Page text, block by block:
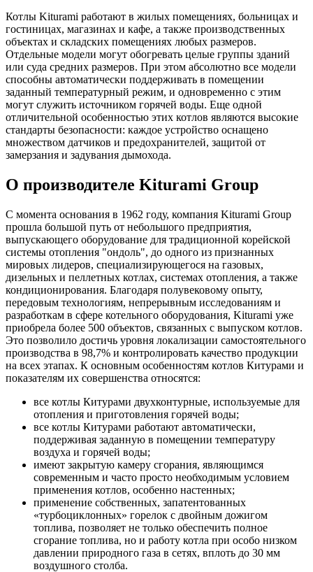
Котлы Kiturami работают в жилых помещениях, больницах и
гостиницах, магазинах и кафе, а также производственных
объектах и складских помещениях любых размеров.
Отдельные модели могут обогревать целые группы зданий
или суда средних размеров. При этом абсолютно все модели
способны автоматически поддерживать в помещении
заданный температурный режим, и одновременно с этим
могут служить источником горячей воды. Еще одной
отличительной особенностью этих котлов являются высокие
стандарты безопасности: каждое устройство оснащено
множеством датчиков и предохранителей, защитой от
замерзания и задувания дымохода.
О производителе Kiturami Group
С момента основания в 1962 году, компания Kiturami Group
прошла большой путь от небольшого предприятия,
выпускающего оборудование для традиционной корейской
системы отопления "ондоль", до одного из признанных
мировых лидеров, специализирующегося на газовых,
дизельных и пеллетных котлах, системах отопления, а также
кондиционирования. Благодаря полувековому опыту,
передовым технологиям, непрерывным исследованиям и
разработкам в сфере котельного оборудования, Kiturami уже
приобрела более 500 объектов, связанных с выпуском котлов.
Это позволило достичь уровня локализации самостоятельного
производства в 98,7% и контролировать качество продукции
на всех этапах. К основным особенностям котлов Китурами и
показателям их совершенства относятся:
все котлы Китурами двухконтурные, используемые для
отопления и приготовления горячей воды;
все котлы Китурами работают автоматически,
поддерживая заданную в помещении температуру
воздуха и горячей воды;
имеют закрытую камеру сгорания, являющимся
современным и часто просто необходимым условием
применения котлов, особенно настенных;
применение собственных, запатентованных
«турбоциклонных» горелок с двойным дожигом
топлива, позволяет не только обеспечить полное
сгорание топлива, но и работу котла при особо низком
давлении природного газа в сетях, вплоть до 30 мм
воздушного столба.